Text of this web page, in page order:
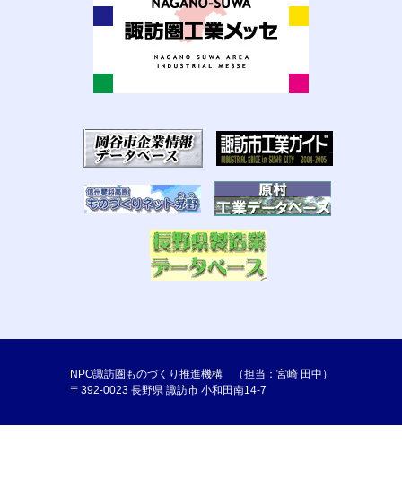
NPO諏訪圏ものづくり推進機構 （担当：宮崎 田中）
〒392-0023 長野県 諏訪市 小和田南14-7